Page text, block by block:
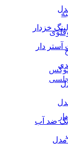
لوکس
دار
ضد آب